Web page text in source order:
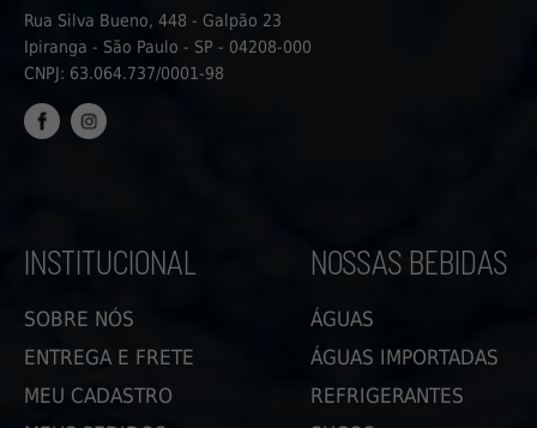
Rua Silva Bueno, 448 - Galpão 23
Ipiranga - São Paulo - SP - 04208-000
CNPJ: 63.064.737/0001-98
FACEBOOK INSTAGRAM
INSTITUCIONAL
SOBRE NÓS
ENTREGA E FRETE
MEU CADASTRO
NOSSAS BEBIDAS
ÁGUAS
ÁGUAS IMPORTADAS
REFRIGERANTES